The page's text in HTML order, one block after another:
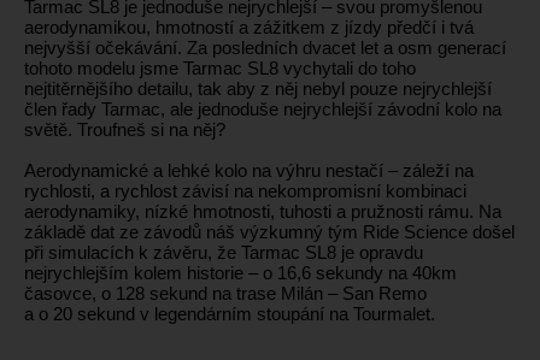
Tarmac SL8 je jednoduše nejrychlejší – svou promyšlenou
aerodynamikou, hmotností a zážitkem z jízdy předčí i tvá
nejvyšší očekávání. Za posledních dvacet let a osm generací
tohoto modelu jsme Tarmac SL8 vychytali do toho
nejtitěrnějšího detailu, tak aby z něj nebyl pouze nejrychlejší
člen řady Tarmac, ale jednoduše nejrychlejší závodní kolo na
světě. Troufneš si na něj?
Aerodynamické a lehké kolo na výhru nestačí – záleží na
rychlosti, a rychlost závisí na nekompromisní kombinaci
aerodynamiky, nízké hmotnosti, tuhosti a pružnosti rámu. Na
základě dat ze závodů náš výzkumný tým Ride Science došel
při simulacích k závěru, že Tarmac SL8 je opravdu
nejrychlejším kolem historie – o 16,6 sekundy na 40km
časovce, o 128 sekund na trase Milán – San Remo
a o 20 sekund v legendárním stoupání na Tourmalet.